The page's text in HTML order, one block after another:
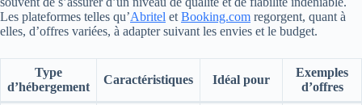
Les plateformes telles qu’Abritel et Booking.com regorgent, quant à
elles, d’offres variées, à adapter suivant les envies et le budget.
Type
d’hébergement
Caractéristiques Idéal pour
Exemples
d’offres